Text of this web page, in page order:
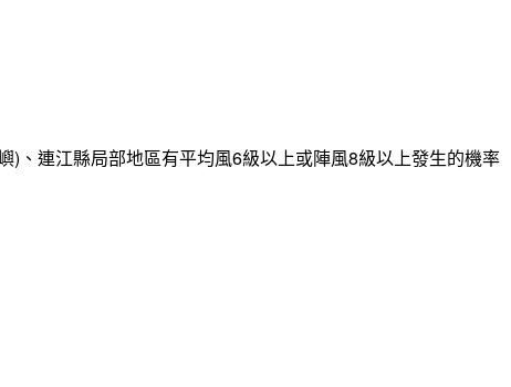
、連江縣局部地區有平均風6級以上或陣風8級以上發生的機率